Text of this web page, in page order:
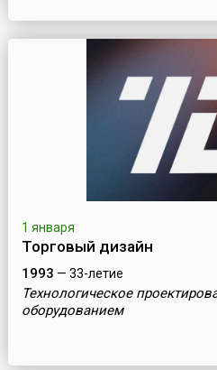
1 января
Торговый дизайн
1993 — 33-летие
Технологическое
оборудованием